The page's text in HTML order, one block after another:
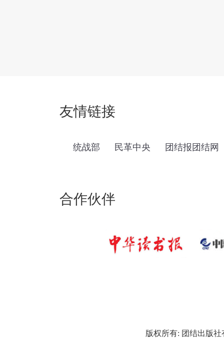
友情链接
统战部 民革中央 团结报团结网
合作伙伴
版权所有: 团结出版社